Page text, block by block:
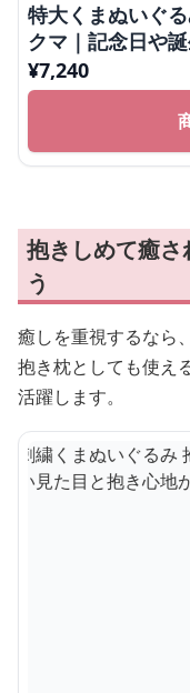
特大くまぬいぐ
クマ｜記念日や
¥7,240
抱きしめて癒
う
癒しを重視するなら
抱き枕としても使え
活躍します。